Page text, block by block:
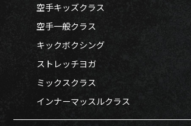
空手キッズクラス
空手一般クラス
キックボクシング
ストレッチヨガ
ミックスクラス
インナーマッスルクラス